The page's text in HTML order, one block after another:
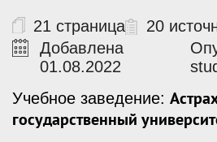
21 страница
20
Добавлена
01.08.2022
Учебное заведение:
государственный